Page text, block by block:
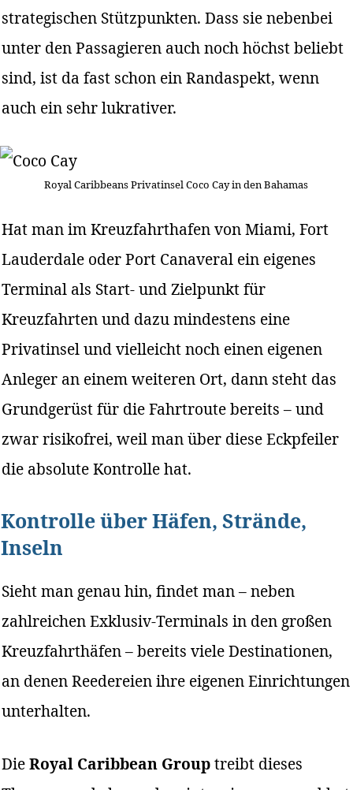
strategischen Stützpunkten. Dass sie nebenbei
unter den Passagieren auch noch höchst beliebt
sind, ist da fast schon ein Randaspekt, wenn
auch ein sehr lukrativer.
Royal Caribbeans Privatinsel Coco Cay in den Bahamas
Hat man im Kreuzfahrthafen von Miami, Fort
Lauderdale oder Port Canaveral ein eigenes
Terminal als Start- und Zielpunkt für
Kreuzfahrten und dazu mindestens eine
Privatinsel und vielleicht noch einen eigenen
Anleger an einem weiteren Ort, dann steht das
Grundgerüst für die Fahrtroute bereits – und
zwar risikofrei, weil man über diese Eckpfeiler
die absolute Kontrolle hat.
Kontrolle über Häfen, Strände,
Inseln
Sieht man genau hin, findet man – neben
zahlreichen Exklusiv-Terminals in den großen
Kreuzfahrthäfen – bereits viele Destinationen,
an denen Reedereien ihre eigenen Einrichtungen
unterhalten.
DieRoyal Caribbean Grouptreibt dieses